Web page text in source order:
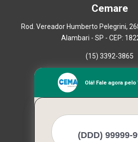
Cemare
Rod. Vereador Humberto Pelegrini,
Alambari - SP - CEP:
(15) 3392-3865
Empresa
Missão
Mapa do site
Olá! Fale agora